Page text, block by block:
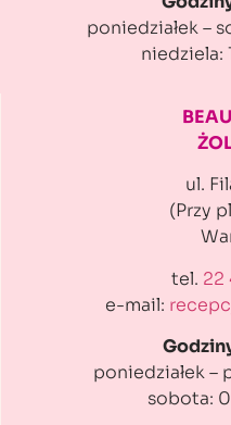
poniedziałek –
niedziela:
ul.
(Przy
tel. 22
e-mail:
poniedziałek –
sobota: